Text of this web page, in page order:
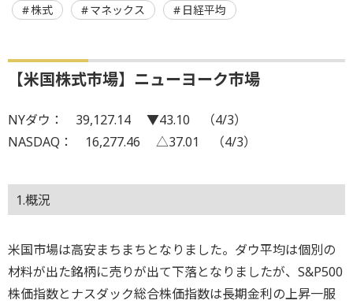
株式 マネックス 日経平均
【米国株式市場】ニューヨーク市場
NYダウ： 39,127.14 ▼43.10 （4/3）
NASDAQ： 16,277.46 △37.01 （4/3）
1.概況
米国市場は高安まちまちとなりました。ダウ平均は個別の
材料が出た銘柄に売りが出て下落となりましたが、S&P500
株価指数とナスダック総合株価指数は長期金利の上昇一服